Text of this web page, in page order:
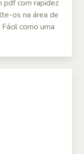
com rapidez
os na área de
como uma